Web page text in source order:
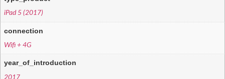
iPad 5 (2017)
connection
Wifi + 4G
year_of_introduction
2017